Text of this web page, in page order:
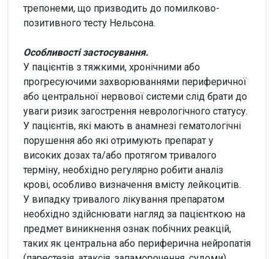
трепонеми, що призводить до помилково-
позитивного тесту Нельсона.
Особливості застосування.
У пацієнтів з тяжкими, хронічними або
прогресуючими захворюваннями периферичної
або центральної нервової системи слід брати до
уваги ризик загострення неврологічного статусу.
У пацієнтів, які мають в анамнезі гематологічні
порушення або які отримують препарат у
високих дозах та/або протягом тривалого
терміну, необхідно регулярно робити аналіз
крові, особливо визначення вмісту лейкоцитів.
У випадку тривалого лікування препаратом
необхідно здійснювати нагляд за пацієнткою на
предмет виникнення ознак побічних реакцій,
таких як центральна або периферична нейропатія